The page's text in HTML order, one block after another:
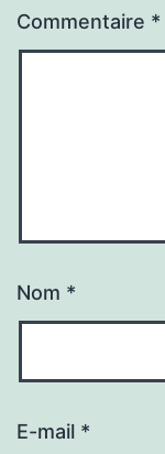
Commentaire *
Nom *
E-mail *